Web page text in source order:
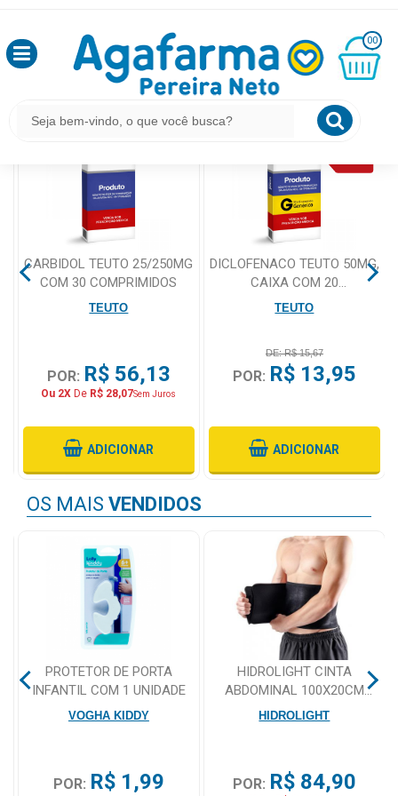
,
SEJA
MEUS
TODOS
DEPARTAMENTOS
Medicamentos
Dermocosméticos
00
R$
0,00
O QUE VOCÊ PROCURA ESTÁ AQUI?
CARBIDOL TEUTO 25/250MG
COM 30 COMPRIMIDOS
TEUTO
POR: R$ 56,13
Ou 2X De R$ 28,07Sem Juros
ADICIONAR
DICLOFENACO TEUTO 50MG,
CAIXA COM 20
COMPRIMIDOS
TEUTO
DE: R$ 15,67
POR: R$ 13,95
ADICIONAR
OS MAIS VENDIDOS
PROTETOR DE PORTA
INFANTIL COM 1 UNIDADE
VOGHA KIDDY
POR: R$ 1,99
HIDROLIGHT CINTA
ABDOMINAL 100X20CM
ADULTO UNISSEX PRETO
HIDROLIGHT
POR: R$ 84,90